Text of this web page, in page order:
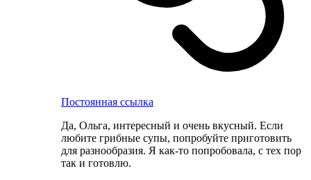
Постоянная ссылка
Да, Ольга, интересный и очень вкусный. Если
любите грибные супы, попробуйте приготовить
для разнообразия. Я как-то попробовала, с тех пор
так и готовлю.